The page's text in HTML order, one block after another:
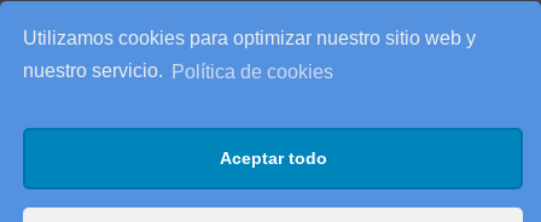
Utilizamos cookies para optimizar nuestro sitio web y
nuestro servicio.
Política de cookies
Aceptar todo